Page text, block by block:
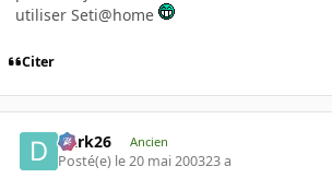
utiliser Seti@home
Citer
Dark26 Ancien
Posté(e) le 20 mai 200323 a